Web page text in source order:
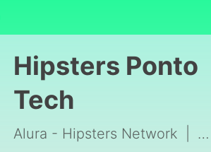
Hipsters Ponto
Tech
Alura - Hipsters Network